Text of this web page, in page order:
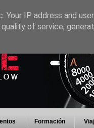
Formación
IP address and
of service,